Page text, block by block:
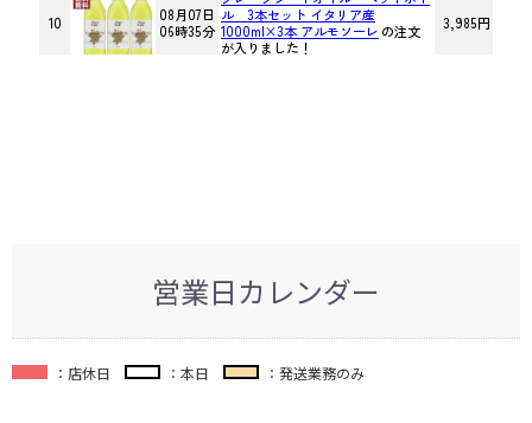
営業日カレンダー
：店休日 ：本日 ：発送業務のみ